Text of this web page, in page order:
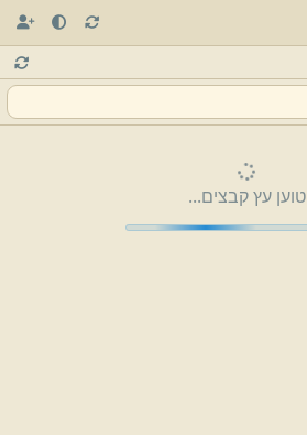
טוען עץ קבצים...